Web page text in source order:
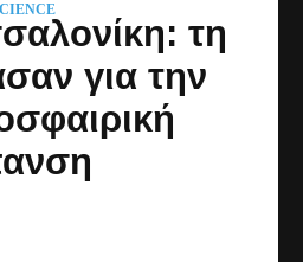
τη
για την